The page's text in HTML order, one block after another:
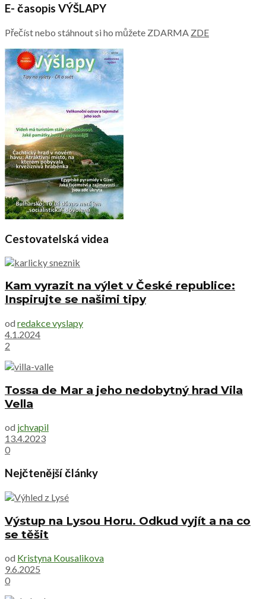
E- časopis VÝŠLAPY
Přečíst nebo stáhnout si ho můžete ZDARMA ZDE
Cestovatelská videa
Kam vyrazit na výlet v České republice:
Inspirujte se našimi tipy
od redakce vyslapy
4.1.2024
2
Tossa de Mar a jeho nedobytný hrad Vila
Vella
od jchvapil
13.4.2023
0
Nejčtenější články
Výstup na Lysou Horu. Odkud vyjít a na co
se těšit
od Kristyna Kousalikova
9.6.2025
0